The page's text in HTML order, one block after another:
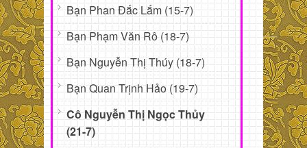
Bạn Phan Đắc Lắm (15-7)
Bạn Phạm Văn Rô (18-7)
Bạn Nguyễn Thị Thúy (18-7)
Bạn Quan Trịnh Hảo (19-7)
Cô Nguyễn Thị Ngọc Thủy
(21-7)